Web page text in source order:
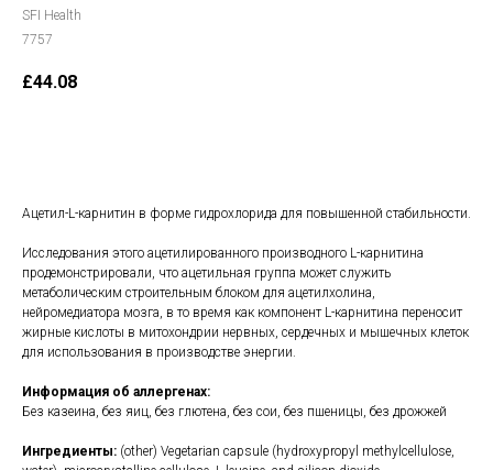
SFI Health
7757
£44.08
Ацетил-L-карнитин в форме гидрохлорида для повышенной стабильности.
Исследования этого ацетилированного производного L-карнитина
продемонстрировали, что ацетильная группа может служить
метаболическим строительным блоком для ацетилхолина,
нейромедиатора мозга, в то время как компонент L-карнитина переносит
жирные кислоты в митохондрии нервных, сердечных и мышечных клеток
для использования в производстве энергии.
Информация об аллергенах:
Без казеина, без яиц, без глютена, без сои, без пшеницы, без дрожжей
Ингредиенты: (other) Vegetarian capsule (hydroxypropyl methylcellulose,